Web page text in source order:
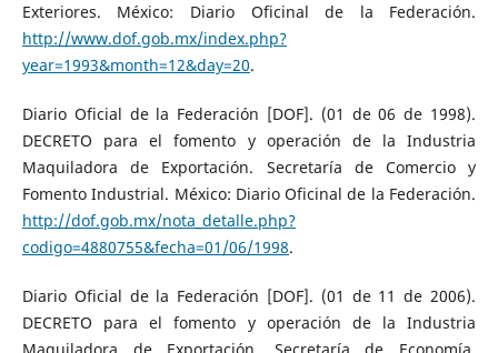
Exteriores. México: Diario Oficinal de la Federación.
http://www.dof.gob.mx/index.php?
year=1993&month=12&day=20.
Diario Oficial de la Federación [DOF]. (01 de 06 de 1998).
DECRETO para el fomento y operación de la Industria
Maquiladora de Exportación. Secretaría de Comercio y
Fomento Industrial. México: Diario Oficinal de la Federación.
http://dof.gob.mx/nota_detalle.php?
codigo=4880755&fecha=01/06/1998.
Diario Oficial de la Federación [DOF]. (01 de 11 de 2006).
DECRETO para el fomento y operación de la Industria